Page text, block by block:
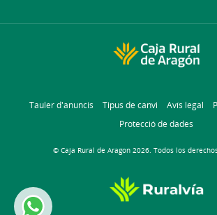
Tauler d'anuncis Tipus de canvi Avís legal
Protecció de dades
© Caja Rural de Aragon 2026. Todos los